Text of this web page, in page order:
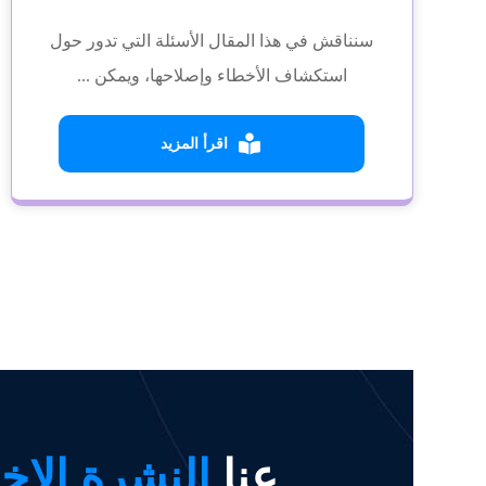
سنناقش في هذا المقال الأسئلة التي تدور حول
استكشاف الأخطاء وإصلاحها، ويمكن ...
اقرأ المزيد